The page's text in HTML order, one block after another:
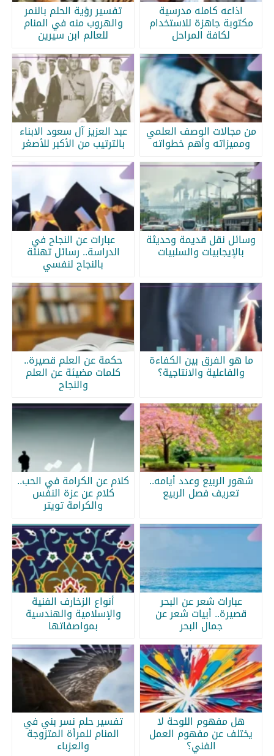
اذاعه كامله مدرسية
مكتوبة جاهزة للاستخدام
لكافة المراحل
تفسير رؤية الحلم بالنمر
والهروب منه في المنام
للعالم ابن سيرين
من مجالات الوصف العلمي
ومميزاته وأهم خطواته
عبد العزيز آل سعود الابناء
بالترتيب من الأكبر للأصغر
وسائل نقل قديمة وحديثة
بالإيجابيات والسلبيات
عبارات عن النجاح في
الدراسة.. رسائل تهنئة
بالنجاح لنفسي
ما هو الفرق بين الكفاءة
والفاعلية والانتاجية؟
حكمة عن العلم قصيرة..
كلمات مضيئة عن العلم
والنجاح
شهور الربيع وعدد أيامه..
تعريف فصل الربيع
كلام عن الكرامة في الحب..
كلام عن عزة النفس
والكرامة تويتر
عبارات شعر عن البحر
قصيرة.. أبيات شعر عن
جمال البحر
أنواع الزخارف الفنية
والإسلامية والهندسية
بمواصفاتها
هل مفهوم اللوحة لا
يختلف عن مفهوم العمل
الفني؟
تفسير حلم نسر بني في
المنام للمرأة المتزوجة
والعزباء